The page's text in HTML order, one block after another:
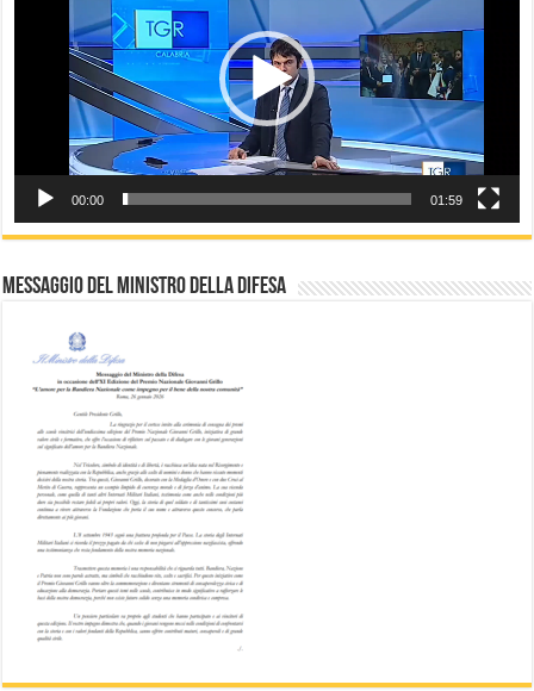
00:00 01:59
Messaggio del Ministro della difesa